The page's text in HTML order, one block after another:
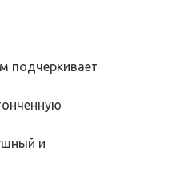
подчеркивает
и